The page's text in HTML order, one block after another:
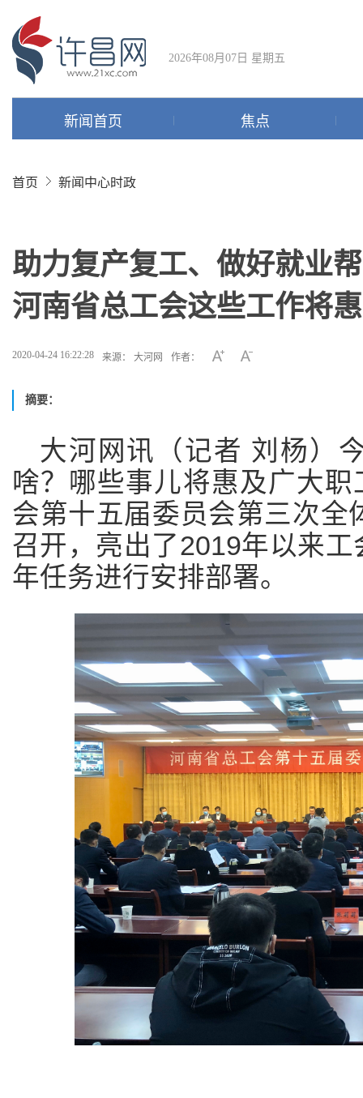
2026年08月07日 星期五
新闻首页 焦点
首页 新闻中心时政
助力复产复工、做好就业
河南省总工会这些工作将
2020-04-24 16:22:28 来源： 大河网 作者：
摘要：
大河网讯（记者 刘杨）
啥？哪些事儿将惠及广大
会第十五届委员会第三次全
召开，亮出了2019年以来工
年任务进行安排部署。